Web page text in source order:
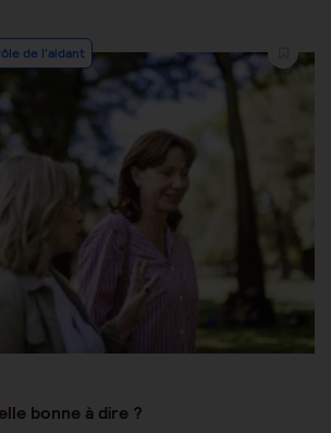
de l'aidant
bonne à dire ?